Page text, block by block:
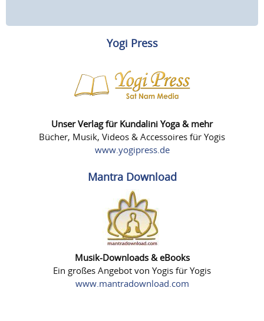
Yogi Press
Unser Verlag für Kundalini Yoga & mehr
Bücher, Musik, Videos & Accessoires für Yogis
www.yogipress.de
Mantra Download
Musik-Downloads & eBooks
Ein großes Angebot von Yogis für Yogis
www.mantradownload.com